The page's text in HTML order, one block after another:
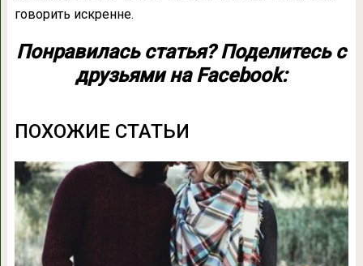
говорить искренне.
Понравилась статья? Поделитесь с
друзьями на Facebook:
ПОХОЖИЕ СТАТЬИ